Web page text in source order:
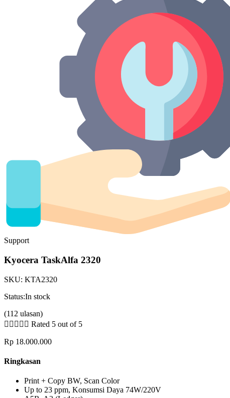
Support
Kyocera TaskAlfa 2320
SKU: KTA2320
Status:In stock
(112 ulasan)
     Rated 5 out of 5
Rp 18.000.000
Ringkasan
Print + Copy BW, Scan Color
Up to 23 ppm, Konsumsi Daya 74W/220V